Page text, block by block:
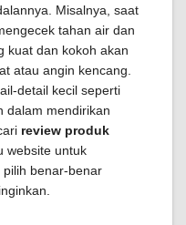
Misalnya, saat
tahan air dan
kuat dan kokoh akan
atau angin kencang.
detail kecil seperti
dalam mendirikan
review produk
website untuk
benar-benar